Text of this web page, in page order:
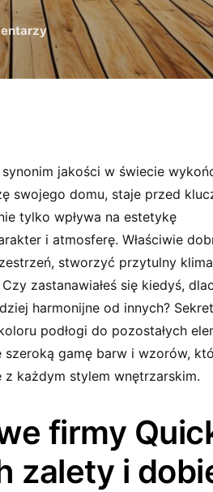
jakości w świecie
swojego domu, staje przed
tylko wpływa na estetykę
i atmosferę. Właściwie
stworzyć przytulny
zastanawiałeś się kiedyś,
harmonijne od innych?
podłogi do pozostałych
gamę barw i wzorów,
z każdym stylem wnętrzarskim.
firmy
zalety i